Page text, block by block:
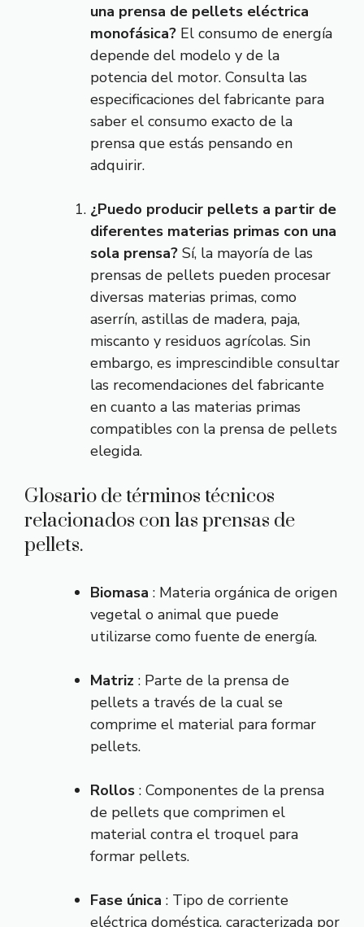
una prensa de pellets eléctrica
monofásica? El consumo de energía
depende del modelo y de la
potencia del motor. Consulta las
especificaciones del fabricante para
saber el consumo exacto de la
prensa que estás pensando en
adquirir.
¿Puedo producir pellets a partir de
diferentes materias primas con una
sola prensa? Sí, la mayoría de las
prensas de pellets pueden procesar
diversas materias primas, como
aserrín, astillas de madera, paja,
miscanto y residuos agrícolas. Sin
embargo, es imprescindible consultar
las recomendaciones del fabricante
en cuanto a las materias primas
compatibles con la prensa de pellets
elegida.
Glosario de términos técnicos
relacionados con las prensas de
pellets.
Biomasa : Materia orgánica de origen
vegetal o animal que puede
utilizarse como fuente de energía.
Matriz : Parte de la prensa de
pellets a través de la cual se
comprime el material para formar
pellets.
Rollos : Componentes de la prensa
de pellets que comprimen el
material contra el troquel para
formar pellets.
Fase única : Tipo de corriente
eléctrica doméstica, caracterizada por